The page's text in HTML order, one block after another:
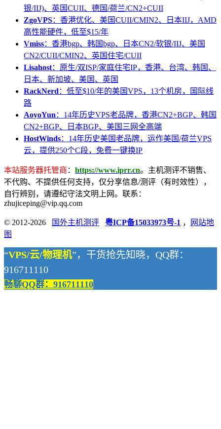
银/IIJ)、英国CUII、德国/荷兰/CN2+CUII
ZgoVPS：香港优化、美国CUII/CMIN2、日本IIJ，AMD
高性能硬件，低至$15/年
Vmiss：香港bgp、韩国bgp、日本CN2/软银/IIJ、美国
CN2/CUII/CMIN2、英国住宅/CUII
Lisahost：原生/双ISP/家庭住宅IP，香港、台湾、韩国、
日本、新加坡、美国、英国
RackNerd ：低至$10/年的美国VPS，13个机房，国际线
路
AoyoYun ：14年历史VPS老品牌，香港CN2+BGP、韩国
CN2+BGP、日本BGP、美国三网全高端
HostWinds：14年历史美国老品牌，运作美国/荷兰VPS
云，提供250个C段，免费一键换IP
本站服务器托管商 ： https://www.iprr.cn。主机测评不销售、
不代购、不提供任何支持，仅分享信息/测评（有时效性），
自行辨别，请遵纪守法文明上网。联系：
zhujiceping@vip.qq.com
© 2012-2026 国外主机测评 粤ICP备15033973号-1 ，
网站地
图
“VPS/云/物理机”，干货抢先知晓，QQ群：
916711110
畅聊QQ群：916711110